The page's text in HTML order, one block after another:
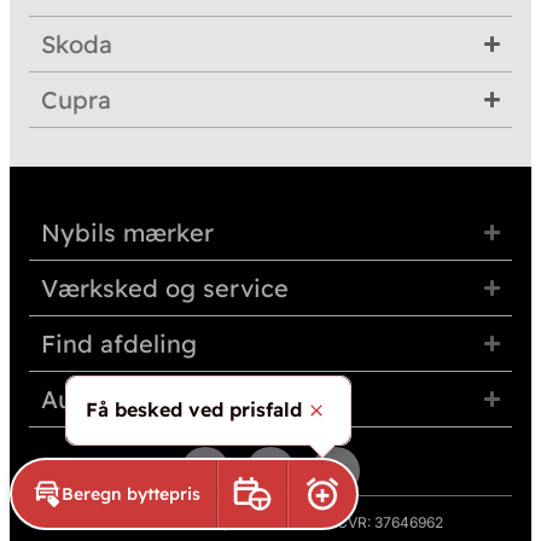
Skoda
Cupra
Nybils mærker
Værksked og service
Find afdeling
Auto Group Nordvest
© 2026 Auto Group Nordvest A/S · CVR: 37646962
Beregn byttepris
Book prøveturAktivér prisalarm
Få besked ved prisfald
Skjul